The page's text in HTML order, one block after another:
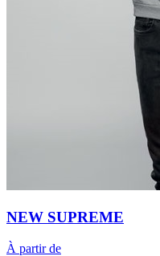
NEW SUPREME
À partir de